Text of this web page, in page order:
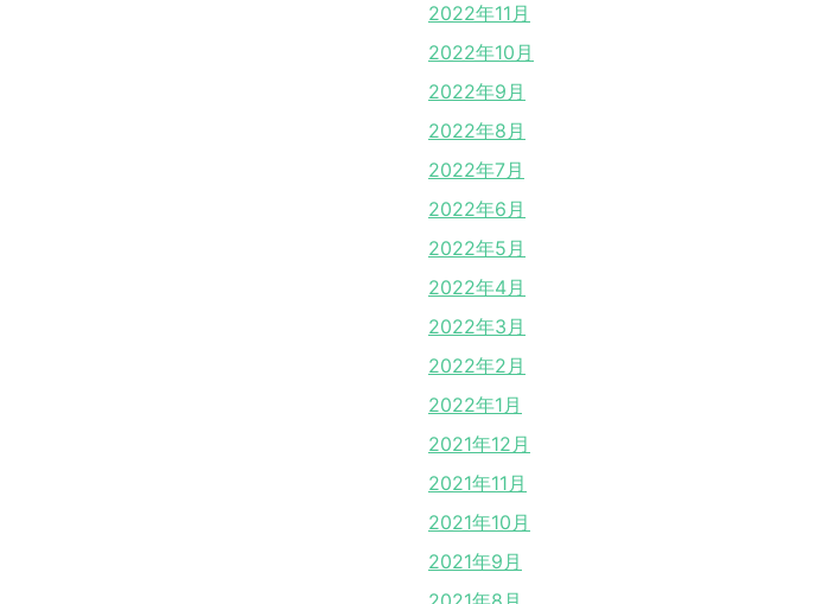
2022年11月
2022年10月
2022年9月
2022年8月
2022年7月
2022年6月
2022年5月
2022年4月
2022年3月
2022年2月
2022年1月
2021年12月
2021年11月
2021年10月
2021年9月